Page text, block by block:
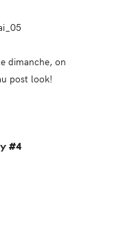
dimanche, on
post look!
#4